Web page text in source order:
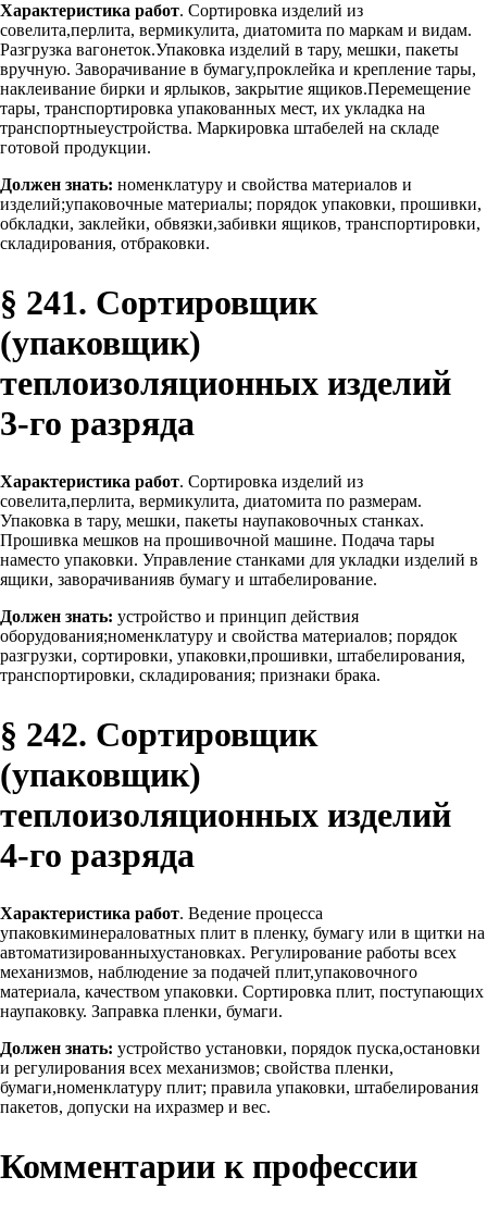
Характеристика работ. Сортировка изделий из
совелита,перлита, вермикулита, диатомита по маркам и видам.
Разгрузка вагонеток.Упаковка изделий в тару, мешки, пакеты
вручную. Заворачивание в бумагу,проклейка и крепление тары,
наклеивание бирки и ярлыков, закрытие ящиков.Перемещение
тары, транспортировка упакованных мест, их укладка на
транспортныеустройства. Маркировка штабелей на складе
готовой продукции.
Должен знать: номенклатуру и свойства материалов и
изделий;упаковочные материалы; порядок упаковки, прошивки,
обкладки, заклейки, обвязки,забивки ящиков, транспортировки,
складирования, отбраковки.
§ 241. Сортировщик
(упаковщик)
теплоизоляционных изделий
3-го разряда
Характеристика работ. Сортировка изделий из
совелита,перлита, вермикулита, диатомита по размерам.
Упаковка в тару, мешки, пакеты наупаковочных станках.
Прошивка мешков на прошивочной машине. Подача тары
наместо упаковки. Управление станками для укладки изделий в
ящики, заворачиванияв бумагу и штабелирование.
Должен знать: устройство и принцип действия
оборудования;номенклатуру и свойства материалов; порядок
разгрузки, сортировки, упаковки,прошивки, штабелирования,
транспортировки, складирования; признаки брака.
§ 242. Сортировщик
(упаковщик)
теплоизоляционных изделий
4-го разряда
Характеристика работ. Ведение процесса
упаковкиминераловатных плит в пленку, бумагу или в щитки на
автоматизированныхустановках. Регулирование работы всех
механизмов, наблюдение за подачей плит,упаковочного
материала, качеством упаковки. Сортировка плит, поступающих
наупаковку. Заправка пленки, бумаги.
Должен знать: устройство установки, порядок пуска,остановки
и регулирования всех механизмов; свойства пленки,
бумаги,номенклатуру плит; правила упаковки, штабелирования
пакетов, допуски на ихразмер и вес.
Комментарии к профессии